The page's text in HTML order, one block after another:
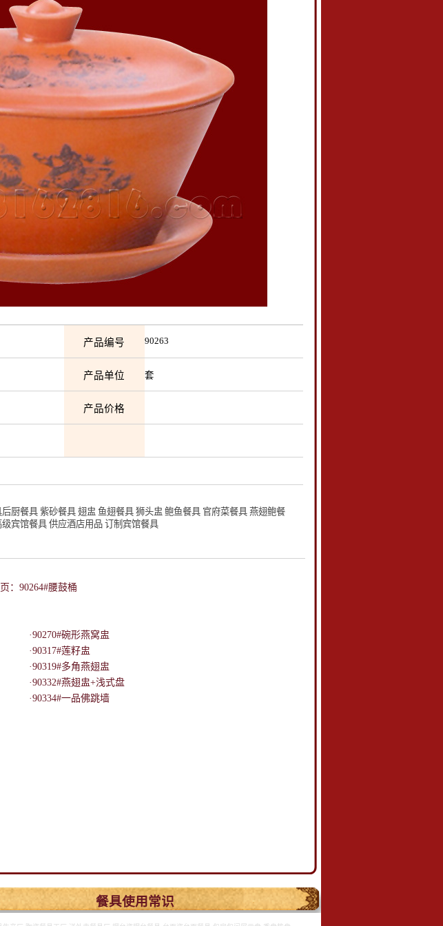
产品编号 90263
产品单位 套
产品价格
厨餐具 紫砂餐具 翅盅 鱼翅餐具 狮头盅 鲍鱼餐具 官府菜餐具 燕翅鲍餐
宾馆餐具 供应酒店用品 订制宾馆餐具
页：90264#腰鼓桶
·90270#碗形燕窝盅
·90317#莲籽盅
·90319#多角燕翅盅
·90332#燕翅盅+浅式盘
·90334#一品佛跳墙
餐具使用常识 .